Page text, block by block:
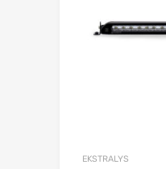
EKSTRALYS